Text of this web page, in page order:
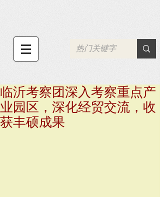
临沂考察团深入考察重点产
业园区，深化经贸交流，收
获丰硕成果